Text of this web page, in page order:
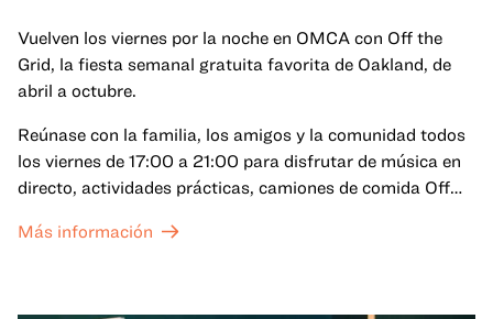
Vuelven los viernes por la noche en OMCA con Off the
Grid, la fiesta semanal gratuita favorita de Oakland, de
abril a octubre.
Reúnase con la familia, los amigos y la comunidad todos
los viernes de 17:00 a 21:00 para disfrutar de música en
directo, actividades prácticas, camiones de comida Off
exposiciones especiales, con una
Más información